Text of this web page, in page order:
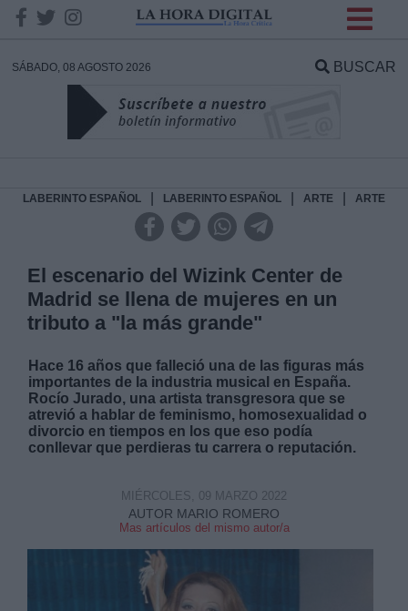
SÁBADO, 08 AGOSTO 2026 BUSCAR
LABERINTO ESPAÑOL LABERINTO ESPAÑOL ARTE ARTE
El escenario del Wizink Center de
Madrid se llena de mujeres en un
tributo a "la más grande"
Hace 16 años que falleció una de las figuras más
importantes de la industria musical en España.
Rocío Jurado, una artista transgresora que se
atrevió a hablar de feminismo, homosexualidad o
divorcio en tiempos en los que eso podía
conllevar que perdieras tu carrera o reputación.
AUTOR MARIO ROMERO
Mas artículos del mismo autor/a
MIÉRCOLES, 09 MARZO 2022
DATOS
Responsable:
Legitimación:
Destinatarios:
link
Información adicional